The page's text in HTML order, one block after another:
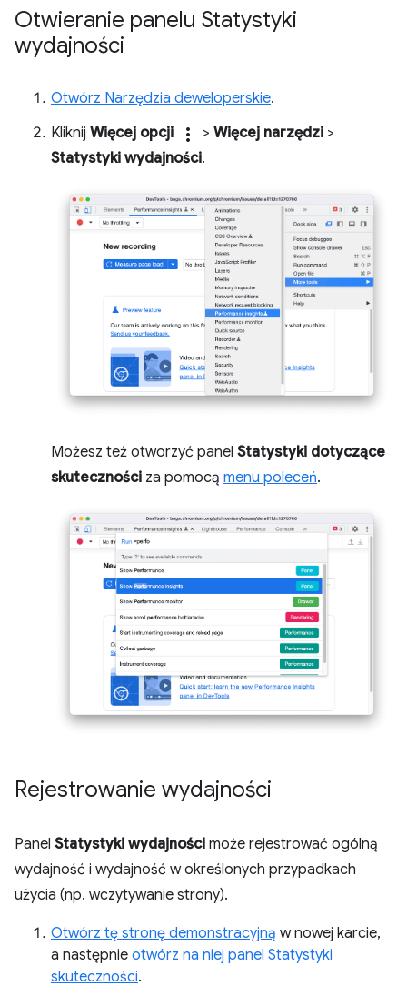
Otwieranie panelu Statystyki
wydajności
Otwórz Narzędzia deweloperskie.
Kliknij Więcej opcji more_vert > Więcej narzędzi >
Statystyki wydajności.
Możesz też otworzyć panel Statystyki dotyczące
skuteczności za pomocą menu poleceń.
Rejestrowanie wydajności
Panel Statystyki wydajności może rejestrować ogólną
wydajność i wydajność w określonych przypadkach
użycia (np. wczytywanie strony).
Otwórz tę stronę demonstracyjną w nowej karcie,
a następnie otwórz na niej panel Statystyki
skuteczności.